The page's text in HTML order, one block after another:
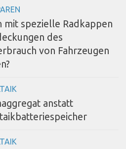
mit spezielle Radkappen
des
von Fahrzeugen
anstatt